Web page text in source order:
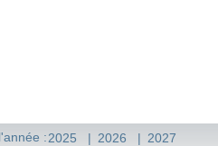
:2025 | 2026 | 2027